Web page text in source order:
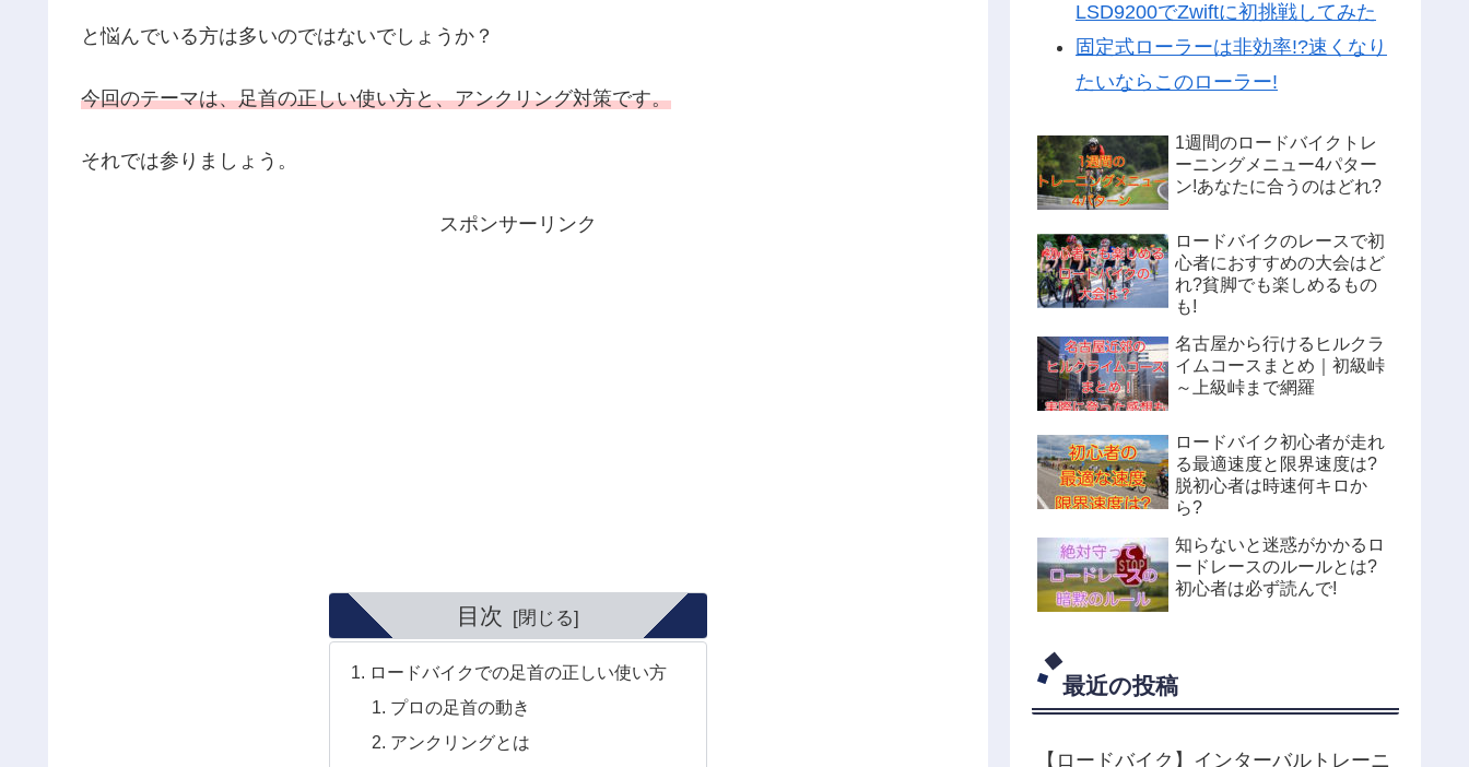
と悩んでいる方は多いのではないでしょうか？
今回のテーマは、足首の正しい使い方と、アンクリング対策です。
それでは参りましょう。
スポンサーリンク
目次
ロードバイクでの足首の正しい使い方
プロの足首の動き
アンクリングとは
LSD9200でZwiftに初挑戦してみた
固定式ローラーは非効率!?速くなり
たいならこのローラー!
1週間のロードバイクトレ
ーニングメニュー4パター
ン!あなたに合うのはどれ?
ロードバイクのレースで初
心者におすすめの大会はど
れ?貧脚でも楽しめるもの
も!
名古屋から行けるヒルクラ
イムコースまとめ｜初級峠
～上級峠まで網羅
ロードバイク初心者が走れ
る最適速度と限界速度は?
脱初心者は時速何キロか
ら?
知らないと迷惑がかかるロ
ードレースのルールとは?
初心者は必ず読んで!
最近の投稿
【ロードバイク】インターバルトレーニ